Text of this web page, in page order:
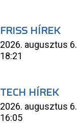
FRISS HÍREK
2026. augusztus 6.
18:21
TECH HÍREK
2026. augusztus 6.
16:05